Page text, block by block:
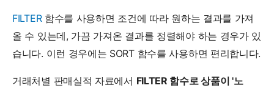
FILTER함수를 사용하면 조건에 따라 원하는 결과를 가져
올 수 있는데, 가끔 가져온 결과를 정렬해야 하는 경우가 있
습니다. 이런 경우에는 SORT 함수를 사용하면 편리합니다.
거래처별 판매실적 자료에서 FILTER 함수로 상품이 '노